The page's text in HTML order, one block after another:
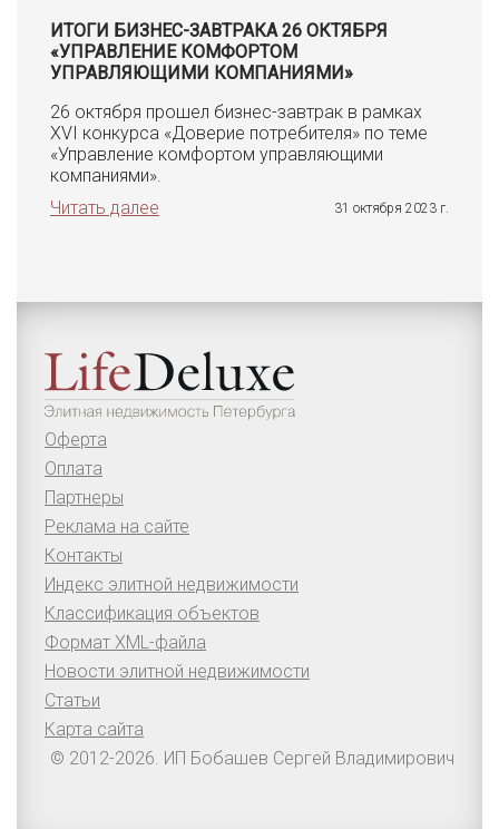
ИТОГИ БИЗНЕС-ЗАВТРАКА 26 ОКТЯБРЯ
«УПРАВЛЕНИЕ КОМФОРТОМ
УПРАВЛЯЮЩИМИ КОМПАНИЯМИ»
26 октября прошел бизнес-завтрак в рамках
XVI конкурса «Доверие потребителя» по теме
«Управление комфортом управляющими
компаниями».
Читать далее
31 октября 2023 г.
Оферта
Оплата
Партнеры
Реклама на сайте
Контакты
Индекс элитной недвижимости
Классификация объектов
Формат XML-файла
Новости элитной недвижимости
Статьи
Карта сайта
© 2012-2026. ИП Бобашев Сергей Владимирович